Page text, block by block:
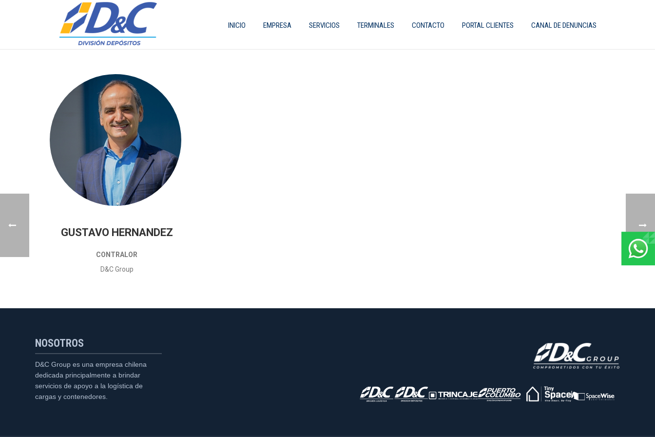
INICIO EMPRESA SERVICIOS TERMINALES CONTACTO PORTAL CLIENTES CANAL DE DENUNCIAS
GUSTAVO HERNANDEZ
CONTRALOR
D&C Group
NOSOTROS
D&C Group es una empresa chilena
dedicada principalmente a brindar
servicios de apoyo a la logística de
cargas y contenedores.